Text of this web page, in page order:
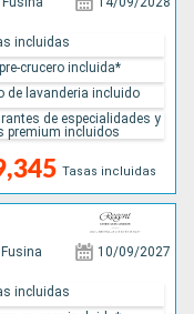
Tasas incluidas
incluidas
crucero incluida*
de lavanderia incluido
de especialidades y
premium incluidos
Fusina 10/09/2027
incluidas